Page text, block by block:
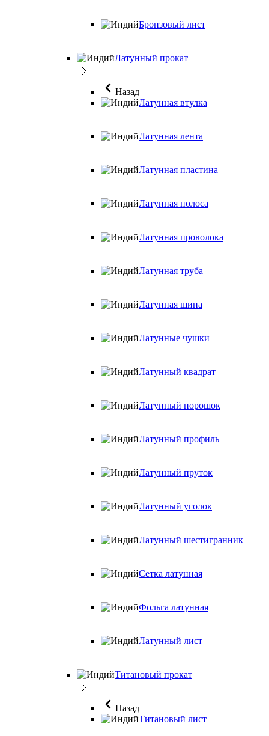
Бронзовый лист
Латунный прокат
Назад
Латунная втулка
Латунная лента
Латунная пластина
Латунная полоса
Латунная проволока
Латунная труба
Латунная шина
Латунные чушки
Латунный квадрат
Латунный порошок
Латунный профиль
Латунный пруток
Латунный уголок
Латунный шестигранник
Сетка латунная
Фольга латунная
Латунный лист
Титановый прокат
Назад
Титановый лист